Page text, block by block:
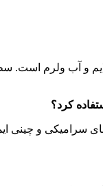
و آب ولرم است.
سرامیکی و